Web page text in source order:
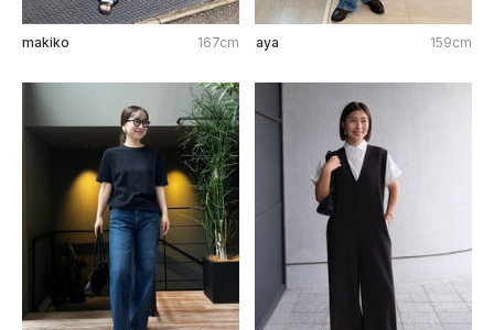
makiko 167cm aya 159cm